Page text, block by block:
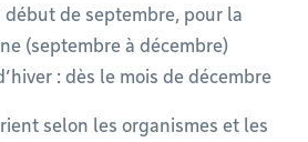
de septembre, pour la
(septembre à décembre)
: dès le mois de décembre
selon les organismes et les